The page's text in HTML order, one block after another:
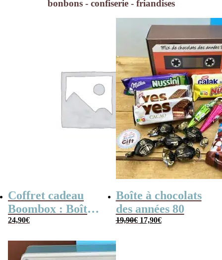
bonbons - confiserie - friandises
Coffret cadeau
Boombox : Boîte
bonbons des
Coffret bonbon
24,90€
Boîte à chocolats
des années 80
19,90€ Le
prix
17,90€Le
prix